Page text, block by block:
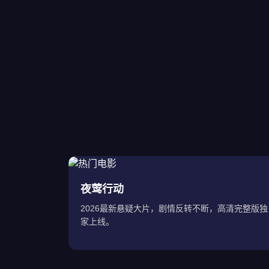
夜莺行动
2026最新悬疑大片，剧情反转不断，高清完整版独
家上线。